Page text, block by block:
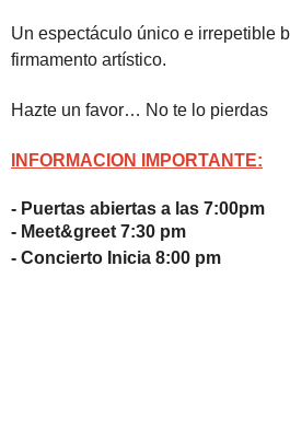
Un espectáculo único e irrepetible
firmamento artístico.
Hazte un favor… No te lo pierdas
INFORMACION IMPORTANTE:
- Puertas abiertas a las 7:00pm
- Meet&greet 7:30 pm
- Concierto Inicia 8:00 pm